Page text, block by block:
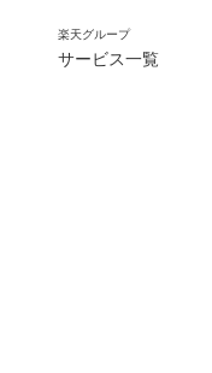
楽天グループ
サービス一覧